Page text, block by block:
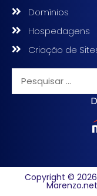
Domínios
Hospedagens
Criação de
Copyright ©